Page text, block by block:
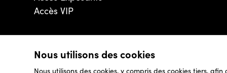
Nous utilisons des cookies
Nous utilisons des cookies, y compris des cookies tiers,
Accès VIP
© 2026 - Luxembourg Art Week S.A.